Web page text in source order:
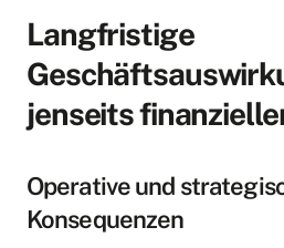
Langfristige
jenseits
Operative und
Konsequenzen